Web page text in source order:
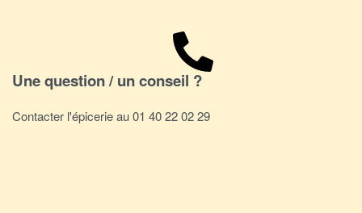
Une question / un conseil ?
Contacter l'épicerie au 01 40 22 02 29